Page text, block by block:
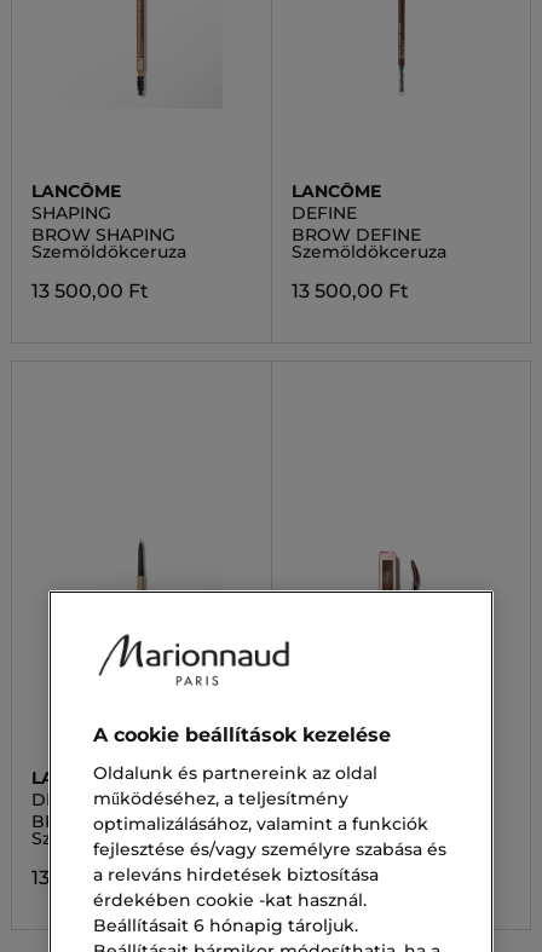
LANCÔME
SHAPING
BROW SHAPING
Szemöldökceruza
13 500,00 Ft
LANCÔME
DEFINE
BROW DEFINE
Szemöldökceruza
13 500,00 Ft
LANCÔME
DEFINE
BROW DEFINE
Szemöldökceruza
13 500,00 Ft
LANCÔME
IDÔLE
LASH IDÔLE
Szempillaspirál
17 500,00 Ft
A cookie beállítások kezelése
Oldalunk és partnereink az oldal
működéséhez, a teljesítmény
optimalizálásához, valamint a funkciók
fejlesztése és/vagy személyre szabása és
a releváns hirdetések biztosítása
érdekében cookie -kat használ.
Beállításait 6 hónapig tároljuk.